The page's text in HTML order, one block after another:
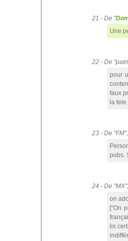
21 - De "
Une
22 - De
pour
faux
la
23 - De
pubs.
24 - De
on
["On
lis